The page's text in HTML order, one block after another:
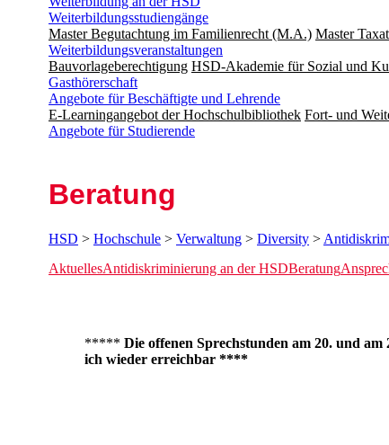
Weiterbildungsstudiengänge
Master Begutachtung im Familienrecht (M.A.) Master
Weiterbildungsveranstaltungen
Bauvorlageberechtigung HSD-Akademie für Sozial und
Gasthörerschaft
Angebote für Beschäftigte und Lehrende
E-Learningangebot der Hochschulbibliothek Fort- und
Angebote für Studierende
Beratung
HSD > Hochschule > Verwaltung > Diversity >
AktuellesAntidiskriminierung an der HSDBeratung
***** Die offenen Sprechstunden am ​20. und
ich wieder erreichbar ****​